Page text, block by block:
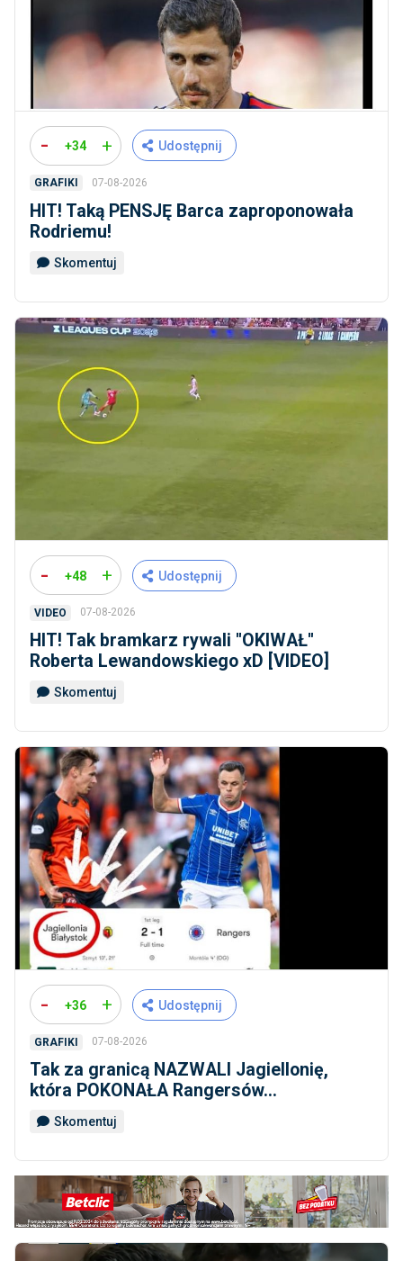
- +34 + Udostępnij
GRAFIKI 07-08-2026
HIT! Taką PENSJĘ Barca zaproponowała
Rodriemu!
Skomentuj
- +48 + Udostępnij
VIDEO 07-08-2026
HIT! Tak bramkarz rywali ''OKIWAŁ''
Roberta Lewandowskiego xD [VIDEO]
Skomentuj
- +36 + Udostępnij
GRAFIKI 07-08-2026
Tak za granicą NAZWALI Jagiellonię,
która POKONAŁA Rangersów...
Skomentuj